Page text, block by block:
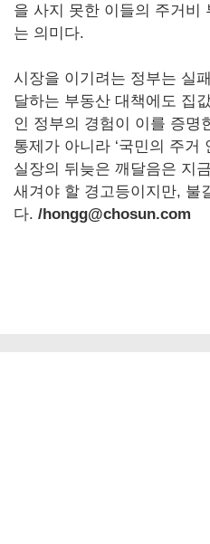
을 사지 못한 이들의 주거비
는 의미다.
시장을 이기려는 정부는 실
달하는 부동산 대책에도 집
인 정부의 경험이 이를 증명
통제가 아니라 ‘국민의 주거
실장의 뒤늦은 깨달음은 지
새겨야 할 경고등이지만, 불
다. /hongg@chosun.com